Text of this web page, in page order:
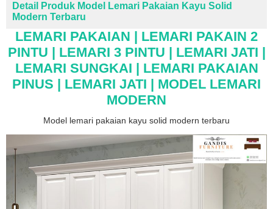
Detail Produk Model Lemari Pakaian Kayu Solid
Modern Terbaru
LEMARI PAKAIAN | LEMARI PAKAIN 2
PINTU | LEMARI 3 PINTU | LEMARI JATI |
LEMARI SUNGKAI | LEMARI PAKAIAN
PINUS | LEMARI JATI | MODEL LEMARI
MODERN
Model lemari pakaian kayu solid modern terbaru